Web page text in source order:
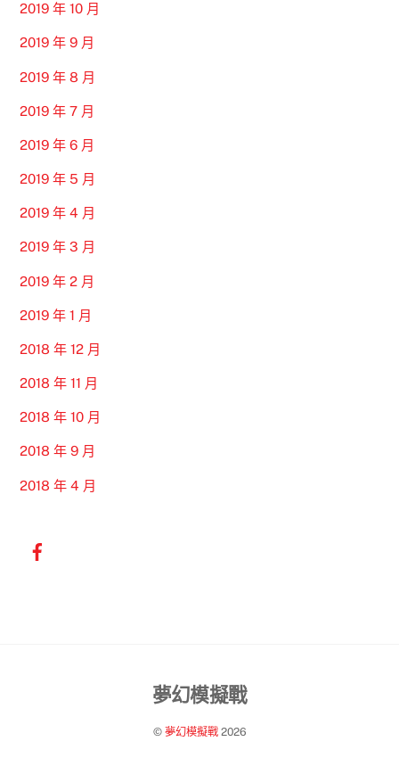
2019 年 10 月
2019 年 9 月
2019 年 8 月
2019 年 7 月
2019 年 6 月
2019 年 5 月
2019 年 4 月
2019 年 3 月
2019 年 2 月
2019 年 1 月
2018 年 12 月
2018 年 11 月
2018 年 10 月
2018 年 9 月
2018 年 4 月
Back
Top
夢幻模擬戰
© 夢幻模擬戰2026